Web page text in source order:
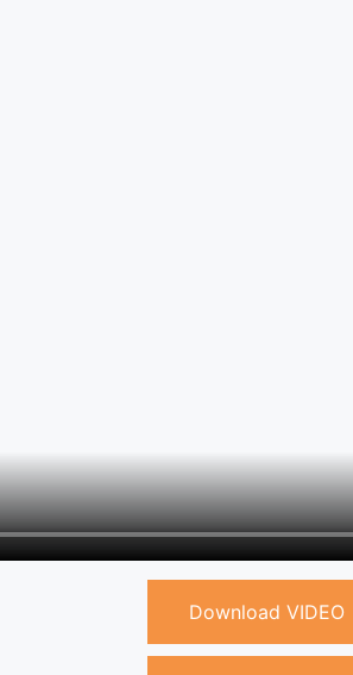
Download VIDEO